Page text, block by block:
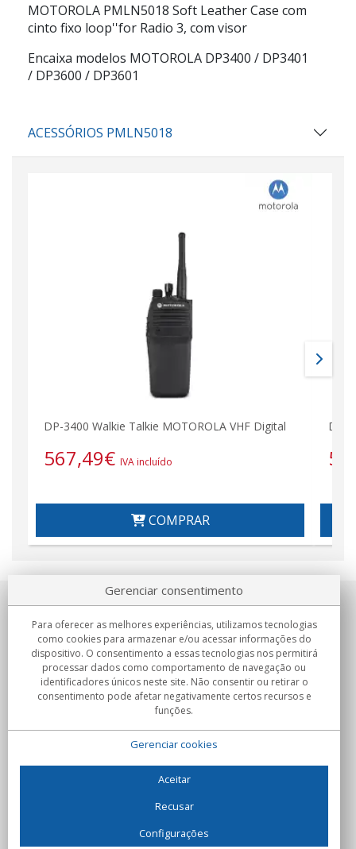
MOTOROLA PMLN5018 Soft Leather Case com
cinto fixo loop''for Radio 3, com visor
Encaixa modelos MOTOROLA DP3400 / DP3401
/ DP3600 / DP3601
ACESSÓRIOS PMLN5018
DP-3400 Walkie Talkie MOTOROLA VHF Digital
567,49€ IVA incluído
COMPRAR
DP-
Sobre nosotros
Compromissos
Compras
C/Flassaders, 13, Nave 6, 08130 Santa Perpètua de Mogoda
Gerenciar consentimento
Para oferecer as melhores experiências, utilizamos tecnologias
como cookies para armazenar e/ou acessar informações do
dispositivo. O consentimento a essas tecnologias nos permitirá
processar dados como comportamento de navegação ou
identificadores únicos neste site. Não consentir ou retirar o
consentimento pode afetar negativamente certos recursos e
funções.
Gerenciar cookies
Aceitar
Recusar
Configurações